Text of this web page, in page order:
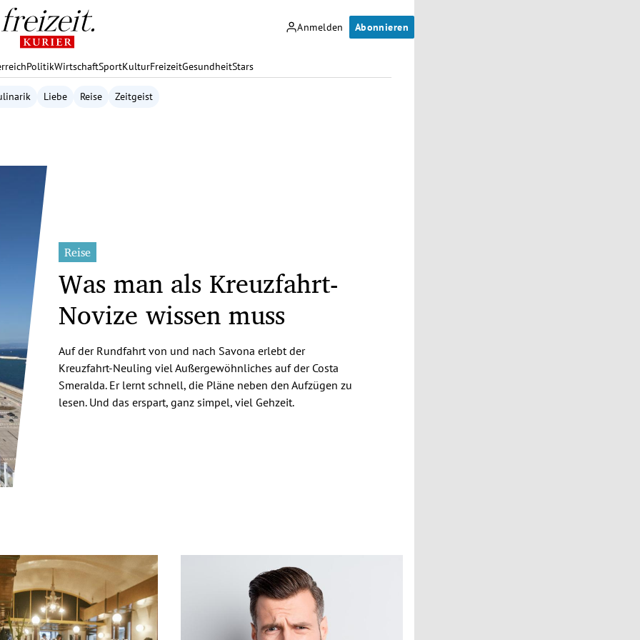
Anmelden Abonnieren
PolitikWirtschaftSportKulturFreizeitGesundheitStars
Liebe Reise Zeitgeist
Reise
Was man als Kreuzfahrt-
Novize wissen muss
Auf der Rundfahrt von und nach Savona erlebt der
Kreuzfahrt-Neuling viel Außergewöhnliches auf der Costa
Smeralda. Er lernt schnell, die Pläne neben den Aufzügen zu
lesen. Und das erspart, ganz simpel, viel Gehzeit.